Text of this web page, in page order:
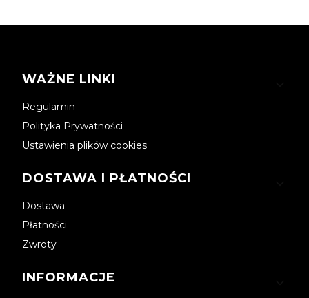
Linki w stopce
WAŻNE LINKI
Regulamin
Polityka Prywatności
Ustawienia plików cookies
DOSTAWA I PŁATNOŚCI
Dostawa
Płatności
Zwroty
INFORMACJE